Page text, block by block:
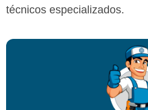
técnicos especializados.